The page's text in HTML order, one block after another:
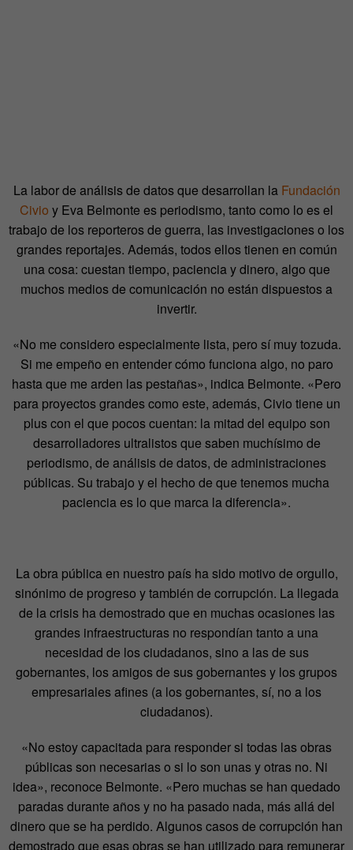
La labor de análisis de datos que desarrollan la Fundación
Civio y Eva Belmonte es periodismo, tanto como lo es el
trabajo de los reporteros de guerra, las investigaciones o los
grandes reportajes. Además, todos ellos tienen en común
una cosa: cuestan tiempo, paciencia y dinero, algo que
muchos medios de comunicación no están dispuestos a
invertir.
«No me considero especialmente lista, pero sí muy tozuda.
Si me empeño en entender cómo funciona algo, no paro
hasta que me arden las pestañas», indica Belmonte. «Pero
para proyectos grandes como este, además, Civio tiene un
plus con el que pocos cuentan: la mitad del equipo son
desarrolladores ultralistos que saben muchísimo de
periodismo, de análisis de datos, de administraciones
públicas. Su trabajo y el hecho de que tenemos mucha
paciencia es lo que marca la diferencia».
La obra pública en nuestro país ha sido motivo de orgullo,
sinónimo de progreso y también de corrupción. La llegada
de la crisis ha demostrado que en muchas ocasiones las
grandes infraestructuras no respondían tanto a una
necesidad de los ciudadanos, sino a las de sus
gobernantes, los amigos de sus gobernantes y los grupos
empresariales afines (a los gobernantes, sí, no a los
ciudadanos).
«No estoy capacitada para responder si todas las obras
públicas son necesarias o si lo son unas y otras no. Ni
idea», reconoce Belmonte. «Pero muchas se han quedado
paradas durante años y no ha pasado nada, más allá del
dinero que se ha perdido. Algunos casos de corrupción han
demostrado que esas obras se han utilizado para remunerar